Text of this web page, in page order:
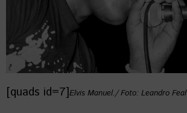
[quads id=7]Elvis Manuel./ Foto: Leandro Feal